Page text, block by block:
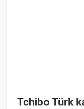
Tchibo Türk